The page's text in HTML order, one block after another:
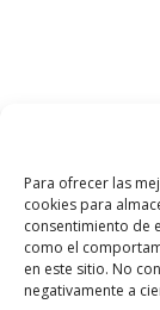
Para ofrecer las
cookies para
consentimiento de
como el
en este sitio. No
negativamente a